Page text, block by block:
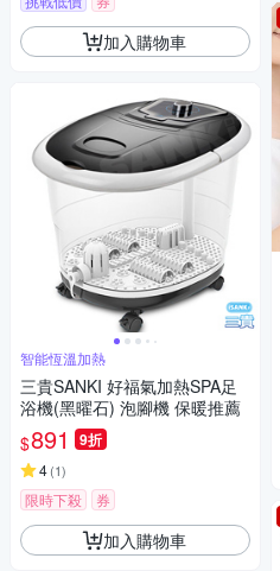
加入購物車
智能恆溫加熱
三貴SANKI 好福氣加熱SPA足
浴機(黑曜石) 泡腳機 保暖推薦
$891 9折
4(1)
限時下殺 券
加入購物車